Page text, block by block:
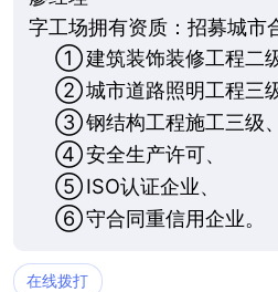
字工场拥有资质：招募城
①建筑装饰装修工程二级
②城市道路照明工程三级
③钢结构工程施工三级、
④安全生产许可、
⑤ ISO认证企业、
⑥守合同重信用企业。
在线拨打